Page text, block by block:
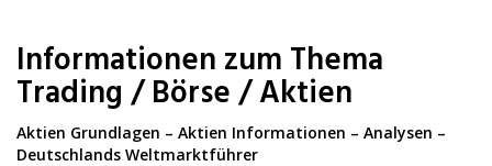
main
content
Informationen zum Thema
Trading / Börse / Aktien
Aktien Grundlagen – Aktien Informationen – Analysen –
Deutschlands Weltmarktführer